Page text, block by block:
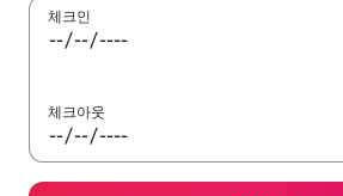
체크인
체크아웃